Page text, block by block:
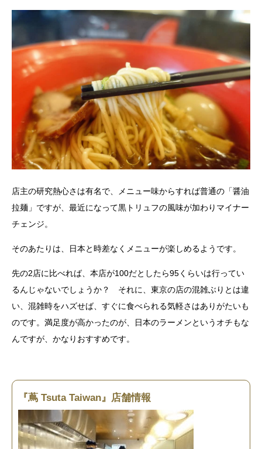
店主の研究熱心さは有名で、メニュー味からすれば普通の「醤油
拉麺」ですが、最近になって黒トリュフの風味が加わりマイナー
チェンジ。
そのあたりは、日本と時差なくメニューが楽しめるようです。
先の2店に比べれば、本店が100だとしたら95くらいは行ってい
るんじゃないでしょうか？ それに、東京の店の混雑ぶりとは違
い、混雑時をハズせば、すぐに食べられる気軽さはありがたいも
のです。満足度が高かったのが、日本のラーメンというオチもな
んですが、かなりおすすめです。
『蔦 Tsuta Taiwan』店舗情報